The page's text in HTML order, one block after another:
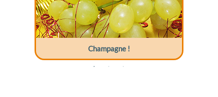
Champagne !